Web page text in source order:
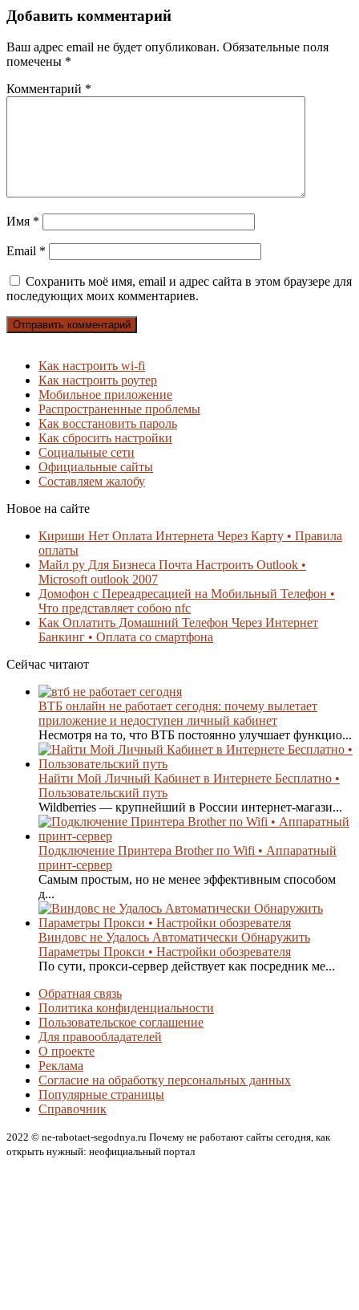
Добавить комментарий
Ваш адрес email не будет опубликован. Обязательные поля
помечены *
Комментарий *
Имя *
Email *
Сохранить моё имя, email и адрес сайта в этом браузере для
последующих моих комментариев.
Как настроить wi-fi
Как настроить роутер
Мобильное приложение
Распространенные проблемы
Как восстановить пароль
Как сбросить настройки
Социальные сети
Официальные сайты
Составляем жалобу
Новое на сайте
Кириши Нет Оплата Интернета Через Карту • Правила
оплаты
Майл ру Для Бизнеса Почта Настроить Outlook •
Microsoft outlook 2007
Домофон с Переадресацией на Мобильный Телефон •
Что представляет собою nfc
Как Оплатить Домашний Телефон Через Интернет
Банкинг • Оплата со смартфона
Сейчас читают
ВТБ онлайн не работает сегодня: почему вылетает
приложение и недоступен личный кабинет
Несмотря на то, что ВТБ постоянно улучшает функцио...
Найти Мой Личный Кабинет в Интернете Бесплатно •
Пользовательский путь
Wildberries — крупнейший в России интернет-магази...
Подключение Принтера Brother по Wifi • Аппаратный
принт-сервер
Самым простым, но не менее эффективным способом
д...
Виндовс не Удалось Автоматически Обнаружить
Параметры Прокси • Настройки обозревателя
По сути, прокси-сервер действует как посредник ме...
Обратная связь
Политика конфиденциальности
Пользовательское соглашение
Для правообладателей
О проекте
Реклама
Согласие на обработку персональных данных
Популярные страницы
Справочник
2022 © ne-rabotaet-segodnya.ru Почему не работают сайты сегодня, как
открыть нужный: неофициальный портал